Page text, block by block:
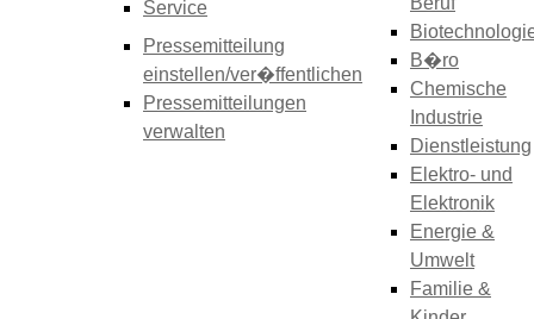
Service
Pressemitteilung
einstellen/ver�ffentlichen
Pressemitteilungen
verwalten
B�ro
Chemische
Industrie
Dienstleistung
Elektro- und
Elektronik
Energie &
Umwelt
Familie &